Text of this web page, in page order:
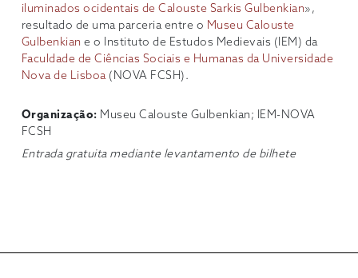
iluminados ocidentais de Calouste Sarkis Gulbenkian»,
resultado de uma parceria entre o Museu Calouste
Gulbenkian e o Instituto de Estudos Medievais (IEM) da
Faculdade de Ciências Sociais e Humanas da Universidade
Nova de Lisboa(NOVA FCSH).
Organização: Museu Calouste Gulbenkian; IEM-NOVA
FCSH
Entrada gratuita mediante levantamento de bilhete